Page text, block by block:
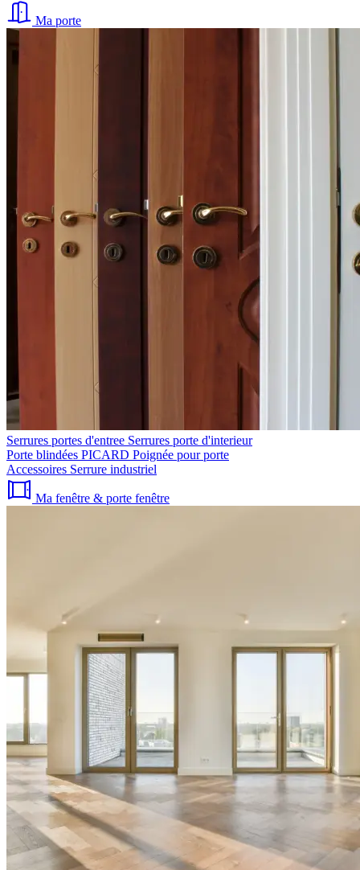
Ma porte
Serrures portes d'entree Serrures porte d'interieur
Porte blindées PICARD Poignée pour porte
Accessoires Serrure industriel
Ma fenêtre & porte fenêtre